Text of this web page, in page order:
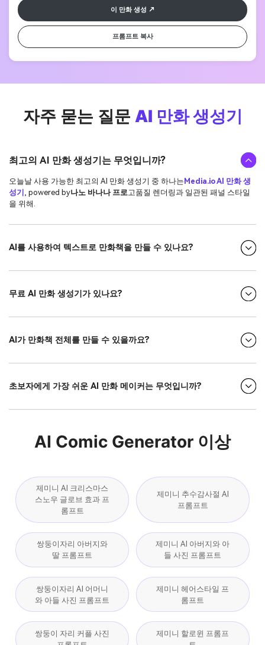
이 만화 생성
프롬프트 복사
자주 묻는 질문 AI 만화 생성기
최고의 AI 만화 생성기는 무엇입니까?
오늘날 사용 가능한 최고의 AI 만화 생성기 중 하나는 Media.io AI 만화 생
성기
, powered by나노 바나나 프로 고품질 렌더링과 일관된 패널 스타일
을 위해.
AI를 사용하여 텍스트로 만화책을 만들 수 있나요?
무료 AI 만화 생성기가 있나요?
AI가 만화책 전체를 만들 수 있을까요?
초보자에게 가장 쉬운 AI 만화 메이커는 무엇입니까?
AI Comic Generator 이상
제미니 AI 크리스마스
스노우 글로브 효과 프
롬프트
제미니 추수감사절 AI
프롬프트
쌍둥이자리 아버지와
딸 프롬프트
제미니 AI 아버지와 아
들 사진 프롬프트
쌍둥이자리 AI 어머니
와 아들 사진 프롬프트
제미니 헤어스타일 프
롬프트
쌍둥이 자리 커플 사진
제미니 할로윈 프롬프